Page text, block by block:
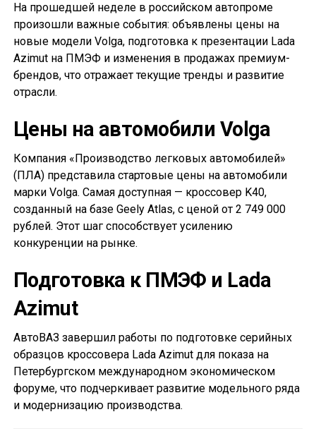
На прошедшей неделе в российском автопроме
произошли важные события: объявлены цены на
новые модели Volga, подготовка к презентации Lada
Azimut на ПМЭФ и изменения в продажах премиум-
брендов, что отражает текущие тренды и развитие
отрасли.
Цены на автомобили Volga
Компания «Производство легковых автомобилей»
(ПЛА) представила стартовые цены на автомобили
марки Volga. Самая доступная — кроссовер K40,
созданный на базе Geely Atlas, с ценой от 2 749 000
рублей. Этот шаг способствует усилению
конкуренции на рынке.
Подготовка к ПМЭФ и Lada
Azimut
АвтоВАЗ завершил работы по подготовке серийных
образцов кроссовера Lada Azimut для показа на
Петербургском международном экономическом
форуме, что подчеркивает развитие модельного ряда
и модернизацию производства.